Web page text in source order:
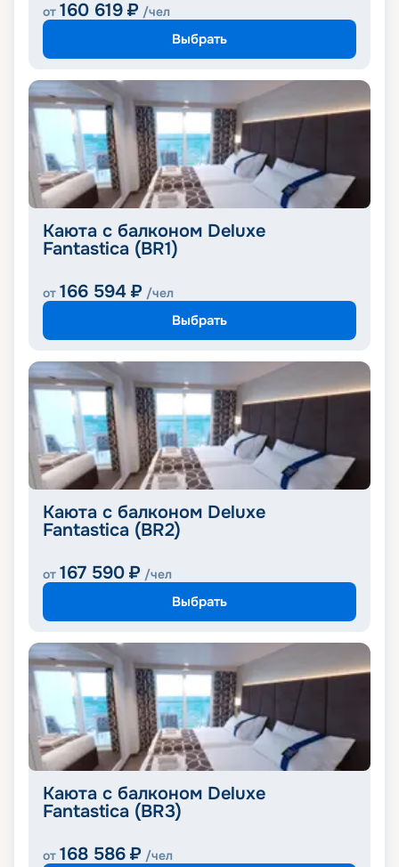
от 160 619 ₽ /чел
Выбрать
Каюта с балконом Deluxe
Fantastica (BR1)
от 166 594 ₽ /чел
Выбрать
Каюта с балконом Deluxe
Fantastica (BR2)
от 167 590 ₽ /чел
Выбрать
Каюта с балконом Deluxe
Fantastica (BR3)
от 168 586 ₽ /чел